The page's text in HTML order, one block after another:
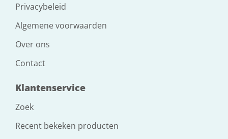
Privacybeleid
Algemene voorwaarden
Over ons
Contact
Klantenservice
Zoek
Recent bekeken producten